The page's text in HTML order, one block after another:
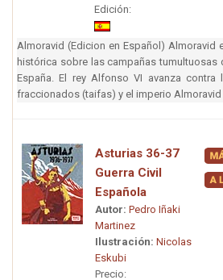
Edición:
Almoravid (Edicion en Español) Almoravid
histórica sobre las campañas tumultuosas
España. El rey Alfonso VI avanza contra
fraccionados (taifas) y el imperio Almoravid
Asturias 36-37
Guerra Civil
Española
Autor: Pedro Iñaki
Martinez
Ilustración: Nicolas
Eskubi
Precio: